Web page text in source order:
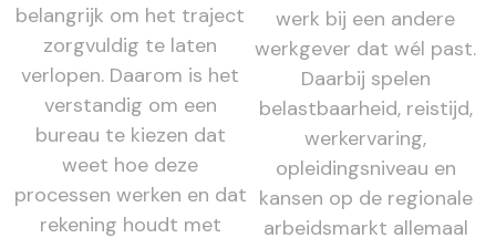
belangrijk om het traject
zorgvuldig te laten
verlopen. Daarom is het
verstandig om een
bureau te kiezen dat
weet hoe deze
processen werken en dat
rekening houdt met
werk bij een andere
werkgever dat wél past.
Daarbij spelen
belastbaarheid, reistijd,
werkervaring,
opleidingsniveau en
kansen op de regionale
arbeidsmarkt allemaal